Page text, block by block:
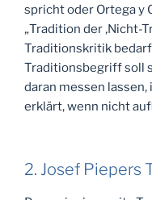
spricht oder Ortega y
„Tradition der ‚Nicht-
Traditionskritik
Traditionsbegriff soll
daran messen
erklärt, wenn nicht
2. Josef Piepers